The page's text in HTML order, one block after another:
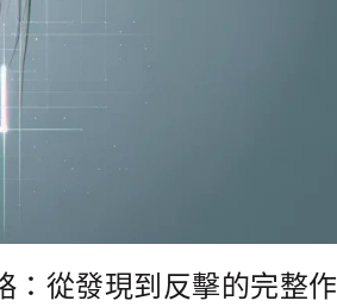
：從發現到反擊的完整作